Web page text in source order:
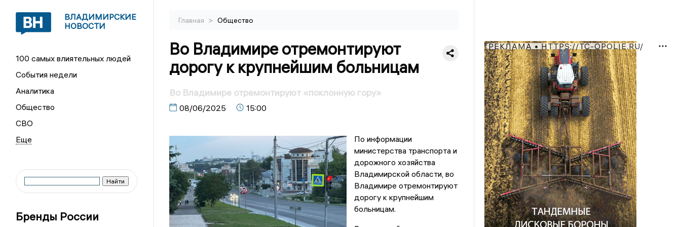
ВЛАДИМИРСКИЕ
НОВОСТИ
100 самых влиятельных людей
События недели
Аналитика
Общество
СВО
Бренды России
Главная > Общество
Во Владимире отремонтируют
дорогу к крупнейшим больницам
Во Владимире отремонтируют «поклонную гору»
08/06/2025 15:00
По информации
министерства транспорта и
дорожного хозяйства
Владимирской области, во
Владимире отремонтируют
дорогу к крупнейшим
больницам.
РЕКЛАМА • HTTPS://TC-OPOLIE.RU/